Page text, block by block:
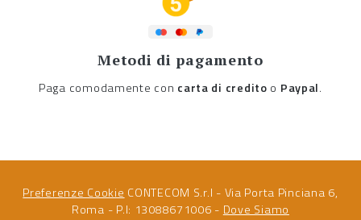
Metodi di pagamento
Paga comodamente con carta di credito o Paypal.
Preferenze Cookie CONTECOM S.r.l - Via Porta Pinciana 6,
Roma - P.I: 13088671006 - Dove Siamo